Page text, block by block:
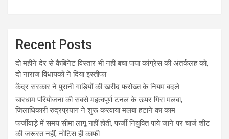
Recent Posts
दो महीने देर से कैबिनेट विस्तार भी नहीं बचा पाया कांग्रेस की अंतर्कलह को,
दो नाराज विधायकों ने दिया इस्तीफा
केंद्र सरकार ने पुरानी गाड़ियों की खरीद फरोख्त के नियम बदले
चारधाम परियोजना की सबसे महत्वपूर्ण टनल के ऊपर गिरा मलबा,
जिलाधिकारी रुद्रप्रयाग ने शुरू करवाया मलबा हटाने का काम
फर्जीवाड़े में समय सीमा लागू नहीं होती, फर्जी नियुक्ति पाये जाने पर चार्ज शीट
की जरूरत नहीं, नोटिस ही काफी